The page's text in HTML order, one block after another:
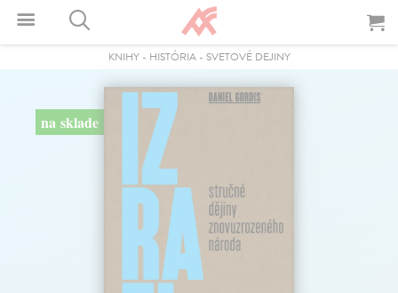
KNIHY- HISTÓRIA- SVETOVÉ DEJINY
na sklade